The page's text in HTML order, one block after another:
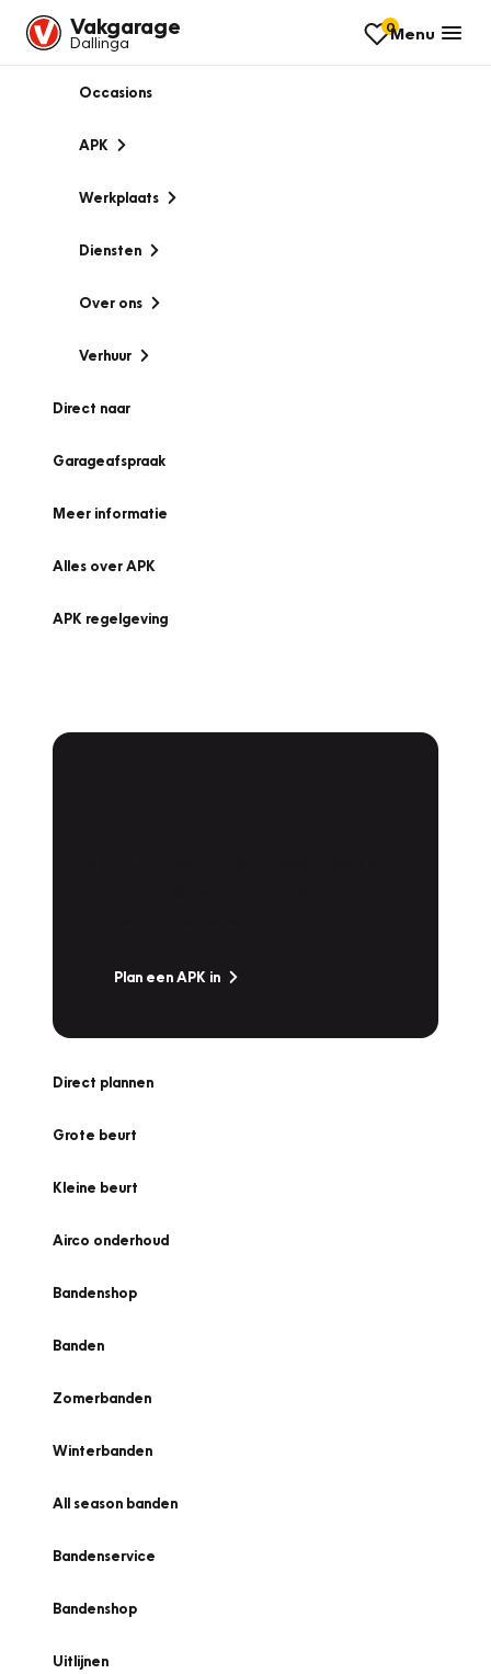
Vakgarage
Dallinga
0Menu
Occasions
APK
Werkplaats
Diensten
Over ons
Verhuur
Direct naar
Garageafspraak
Meer informatie
Alles over APK
APK regelgeving
Plan een APK in
Direct plannen
Grote beurt
Kleine beurt
Airco onderhoud
Bandenshop
Banden
Zomerbanden
Winterbanden
All season banden
Bandenservice
Bandenshop
Uitlijnen